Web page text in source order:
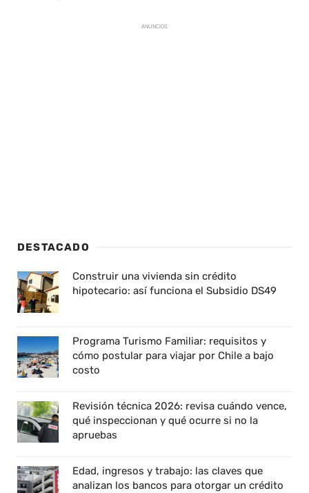
ANUNCIOS
DESTACADO
Construir una vivienda sin crédito
hipotecario: así funciona el Subsidio DS49
Programa Turismo Familiar: requisitos y
cómo postular para viajar por Chile a bajo
costo
Revisión técnica 2026: revisa cuándo vence,
qué inspeccionan y qué ocurre si no la
apruebas
Edad, ingresos y trabajo: las claves que
analizan los bancos para otorgar un crédito